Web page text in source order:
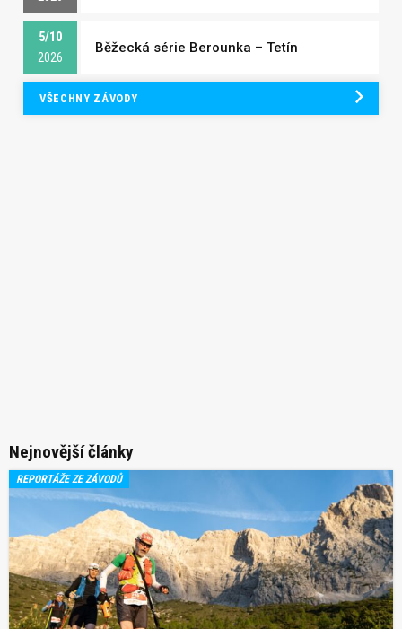
5/10
2026
Běžecká série Berounka – Tetín
VŠECHNY ZÁVODY
Nejnovější články
REPORTÁŽE ZE ZÁVODŮ